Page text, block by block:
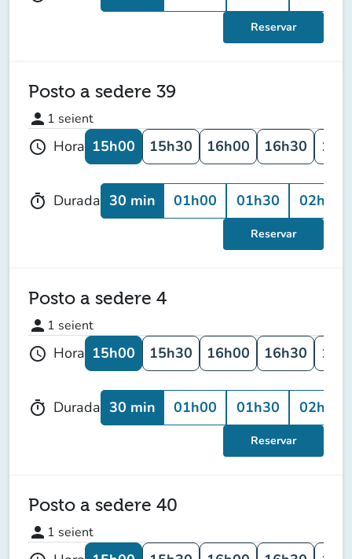
Reservar
Posto a sedere 39
person 1 seient
schedule Hora 15h00 15h30 16h00 16h30
timer Durada 30 min 01h00 01h30 02h00
Reservar
Posto a sedere 4
person 1 seient
schedule Hora 15h00 15h30 16h00 16h30
timer Durada 30 min 01h00 01h30 02h00
Reservar
Posto a sedere 40
person 1 seient